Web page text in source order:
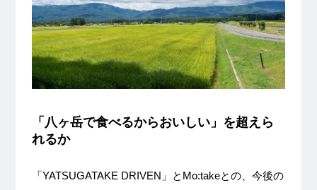
「八ヶ岳で食べるからおいしい」を超えら
れるか
「YATSUGATAKE DRIVEN」とMo:takeとの、今後の